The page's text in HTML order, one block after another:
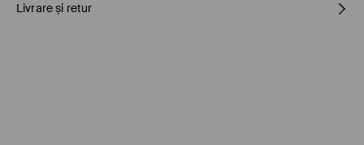
Material:95% BUMBAC, 5% ELASTAN
Livrare și retur